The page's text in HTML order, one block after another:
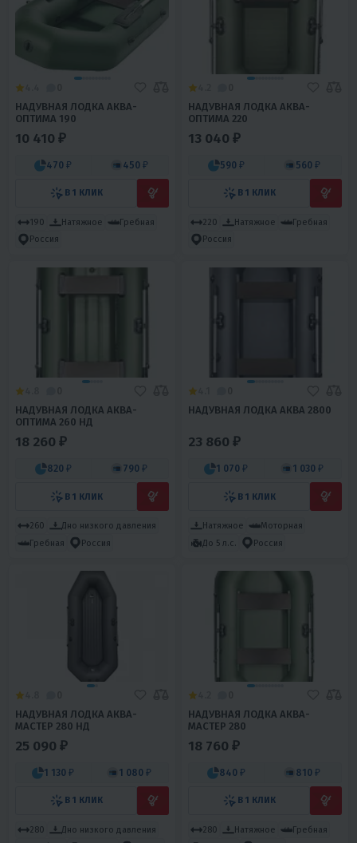
НАДУВНАЯ ЛОДКА АКВА-
ОПТИМА 190
10 410 ₽
470 ₽ 450 ₽
В 1 КЛИК
190 Натяжное
Гребная
Россия
НАДУВНАЯ ЛОДКА АКВА-
ОПТИМА 220
13 040 ₽
590 ₽ 560 ₽
В 1 КЛИК
220 Натяжное
Гребная
Россия
НАДУВНАЯ ЛОДКА АКВА-
ОПТИМА 260 НД
18 260 ₽
820 ₽ 790 ₽
В 1 КЛИК
260
Дно низкого давления
Гребная
Россия
НАДУВНАЯ ЛОДКА АКВА 2800
23 860 ₽
1 070 ₽ 1 030 ₽
В 1 КЛИК
Натяжное
Моторная
До 5 л.с.
Россия
НАДУВНАЯ ЛОДКА АКВА-
МАСТЕР 280 НД
25 090 ₽
1 130 ₽ 1 080 ₽
В 1 КЛИК
280
Дно низкого давления
НАДУВНАЯ ЛОДКА АКВА-
МАСТЕР 280
18 760 ₽
840 ₽ 810 ₽
В 1 КЛИК
280 Натяжное
Гребная